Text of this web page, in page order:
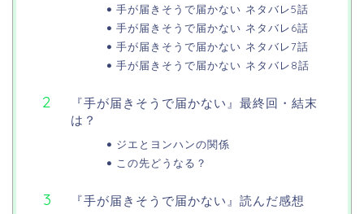
手が届きそうで届かない ネタバレ5話
手が届きそうで届かない ネタバレ6話
手が届きそうで届かない ネタバレ7話
手が届きそうで届かない ネタバレ8話
『手が届きそうで届かない』最終回・結末
は？
ジエとヨンハンの関係
この先どうなる？
『手が届きそうで届かない』読んだ感想